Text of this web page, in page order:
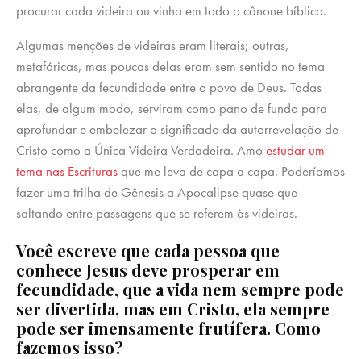
procurar cada videira ou vinha em todo o cânone bíblico.
Algumas menções de videiras eram literais; outras,
metafóricas, mas poucas delas eram sem sentido no tema
abrangente da fecundidade entre o povo de Deus. Todas
elas, de algum modo, serviram como pano de fundo para
aprofundar e embelezar o significado da autorrevelação de
Cristo como a Única Videira Verdadeira. Amo estudar um
tema nas Escriturasque me leva de capa a capa. Poderíamos
fazer uma trilha de Gênesis a Apocalipse quase que
saltando entre passagens que se referem às videiras.
Você escreve que cada pessoa que
conhece Jesus deve prosperar em
fecundidade, que a vida nem sempre pode
ser divertida, mas em Cristo, ela sempre
pode ser imensamente frutífera. Como
fazemos isso?